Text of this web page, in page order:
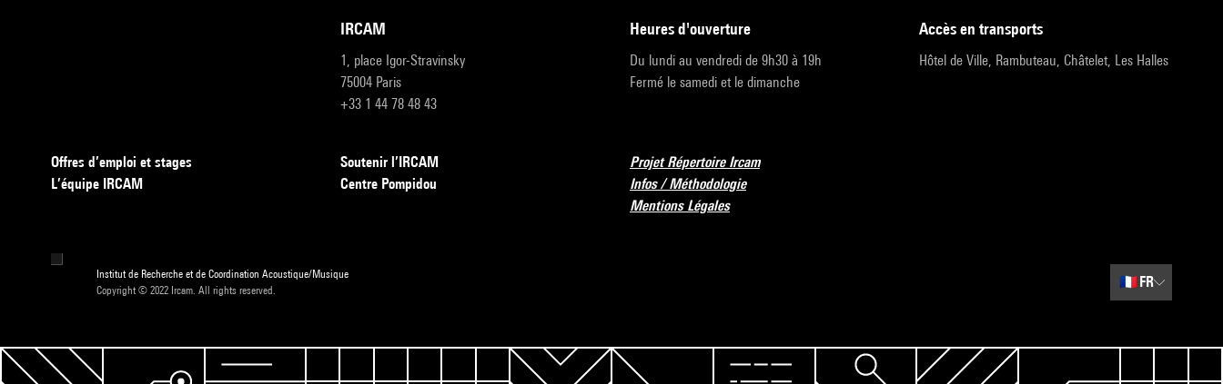
IRCAM
1, place Igor-Stravinsky
75004 Paris
+33 1 44 78 48 43
heures d'ouverture
Du lundi au vendredi de 9h30 à 19h
Fermé le samedi et le dimanche
accès en transports
Hôtel de Ville, Rambuteau, Châtelet, Les Halles
Offres d’emploi et stages
L’équipe IRCAM
Soutenir l’IRCAM
Centre Pompidou
Projet Répertoire Ircam
Infos / Méthodologie
Mentions Légales
Institut de Recherche et de Coordination Acoustique/Musique
Copyright © 2022 Ircam. All rights reserved.
🇫🇷 FR